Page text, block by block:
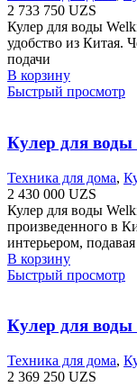
2 733 750 UZS
Кулер для воды
удобство из Китая.
подачи
В корзину
Быстрый просмотр
Кулер для
Техника для дома,
2 430 000 UZS
Кулер для воды
произведенного в
интерьером,
В корзину
Быстрый просмотр
Кулер для
Техника для дома,
2 369 250 UZS